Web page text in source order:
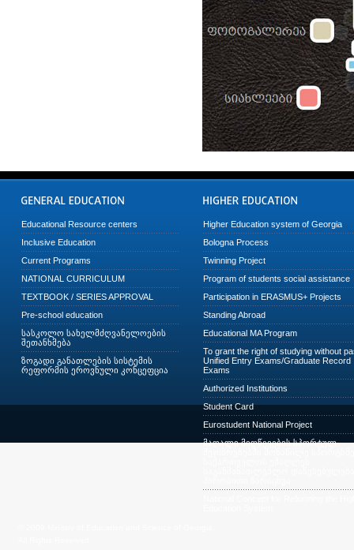
Educational Resource centers
Inclusive Education
Current Programs
NATIONAL CURRICULUM
TEXTBOOK / SERIES APPROVAL
Pre-school education
სასკოლო სახელმძღვანელოების
შეთანხმება
ზოგადი განათლების სისტემის
რეფორმის ეროვნული კონცეფცია
Higher Education system of Georgia
Bologna Process
Twinning Project
Program of students social assistance
Participation in ERASMUS+ Projects
Standing Abroad
Educational MA Program
To grant the right of studying without
Unified Entry Exams/Graduate Record
Exams
Authorized Institutions
Student Card
Eurostudent National Project
მაღალი მიღწევების სპორტულ